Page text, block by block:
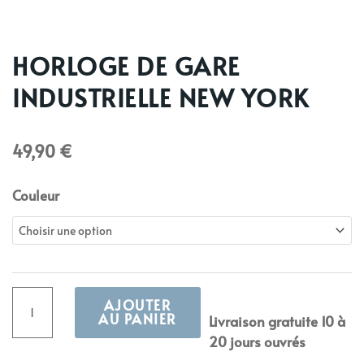
HORLOGE DE GARE
INDUSTRIELLE NEW YORK
49,90 €
Couleur
quantité
Horloge
de
Gare
industrielle
New
AJOUTER
AU PANIER
Livraison gratuite 10 à
20 jours ouvrés